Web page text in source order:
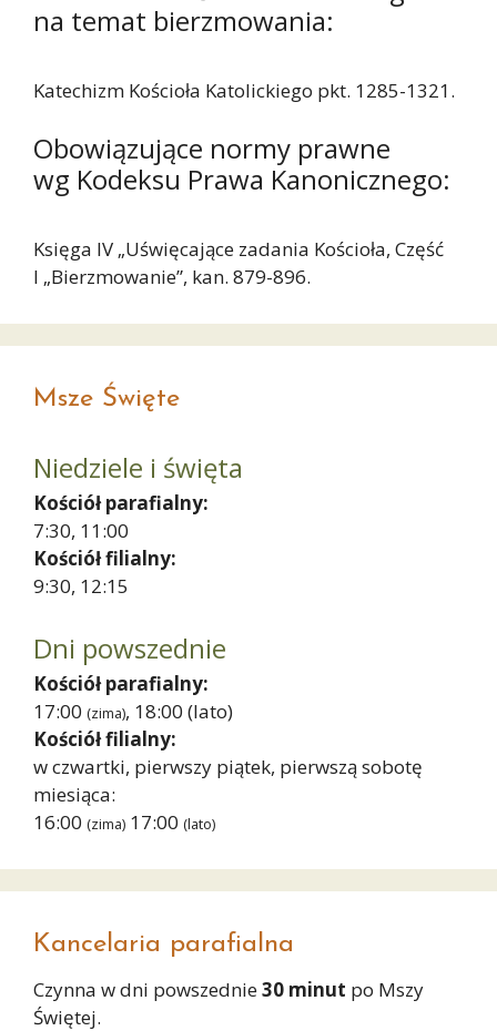
na temat bierzmowania:
Katechizm Kościoła Katolickiego pkt. 1285-1321.
Obowiązujące normy prawne
wg Kodeksu Prawa Kanonicznego:
Księga IV „Uświęcające zadania Kościoła, Część
I „Bierzmowanie”, kan. 879-896.
Msze Święte
Niedziele i święta
Kościół parafialny:
7:30, 11:00
Kościół filialny:
9:30, 12:15
Dni powszednie
Kościół parafialny:
17:00 (zima), 18:00 (lato)
Kościół filialny:
w czwartki, pierwszy piątek, pierwszą sobotę
miesiąca:
16:00 (zima) 17:00 (lato)
Kancelaria parafialna
Czynna w dni powszednie30 minut po Mszy
Świętej.